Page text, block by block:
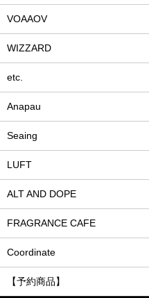
VOAAOV
WIZZARD
etc.
Anapau
Seaing
LUFT
ALT AND DOPE
FRAGRANCE CAFE
Coordinate
【予約商品】